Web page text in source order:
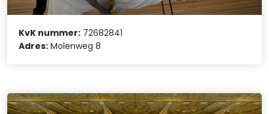
KvK nummer: 72682841
Adres: Molenweg 8